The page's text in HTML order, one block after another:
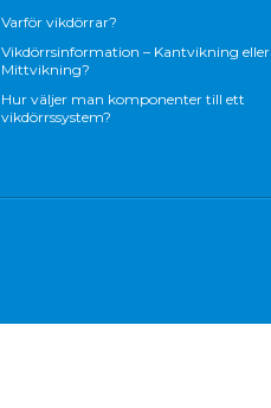
Varför vikdörrar?
Vikdörrsinformation – Kantvikning eller
Mittvikning?
Hur väljer man komponenter till ett
vikdörrssystem?